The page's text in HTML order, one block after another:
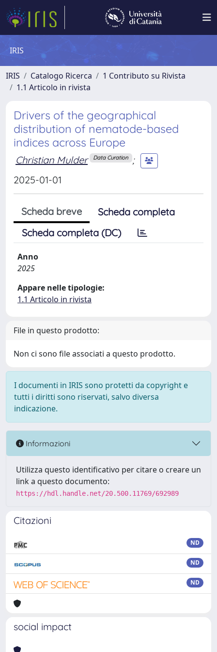
IRIS
IRIS Catalogo Ricerca
1 Contributo su Rivista
1.1 Articolo in rivista
Drivers of the geographical
distribution of nematode-based
indices across Europe
Christian Mulder Data Curation ;
2025-01-01
Scheda breve
Scheda completa
Scheda completa (DC)
Anno
2025
Appare nelle tipologie:
1.1 Articolo in rivista
File in questo prodotto:
Non ci sono file associati a questo prodotto.
I documenti in IRIS sono protetti da copyright e
tutti i diritti sono riservati, salvo diversa
indicazione.
Informazioni
Utilizza questo identificativo per citare o creare un
link a questo documento:
https://hdl.handle.net/20.500.11769/692989
Citazioni
ND
ND
ND
social impact